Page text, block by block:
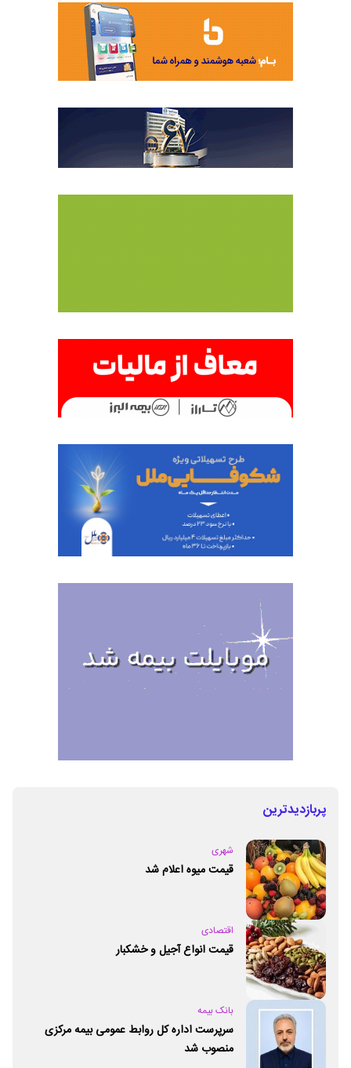
پربازدیدترین
شهری
قیمت میوه اعلام شد
اقتصادی
قیمت انواع آجیل و خشکبار
بانک بیمه
سرپرست اداره کل روابط عمومی بیمه مرکزی
منصوب شد